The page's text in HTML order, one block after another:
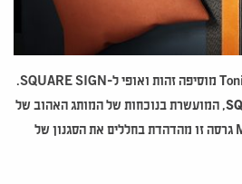
החתימה של Tonino Lamborghini מוסיפה זהות ואופי ל-SQUARE SIGN.
, המועשרת בנוכחות של המותג האהוב של
למבורגיני .Miura Raging Bull גרסה זו מהדהדת בחללים את הסגנון של